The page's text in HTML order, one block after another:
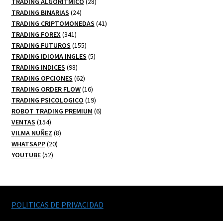
TRADING BINARIAS 2424
productos
TRADING CRIPTOMONEDAS 4141
TRADING FOREX 341341
productos
TRADING FUTUROS 155155
productos
TRADING IDIOMA INGLES 55
TRADING INDICES 9898
productos
TRADING OPCIONES 6262
productos
TRADING ORDER FLOW 1616
productos
TRADING PSICOLOGICO 1919
productos
ROBOT TRADING PREMIUM 66
VENTAS 154154
productos
VILMA NUÑEZ 88
WHATSAPP 2020
YOUTUBE 5252
POLITICAS DE PRIVACIDAD